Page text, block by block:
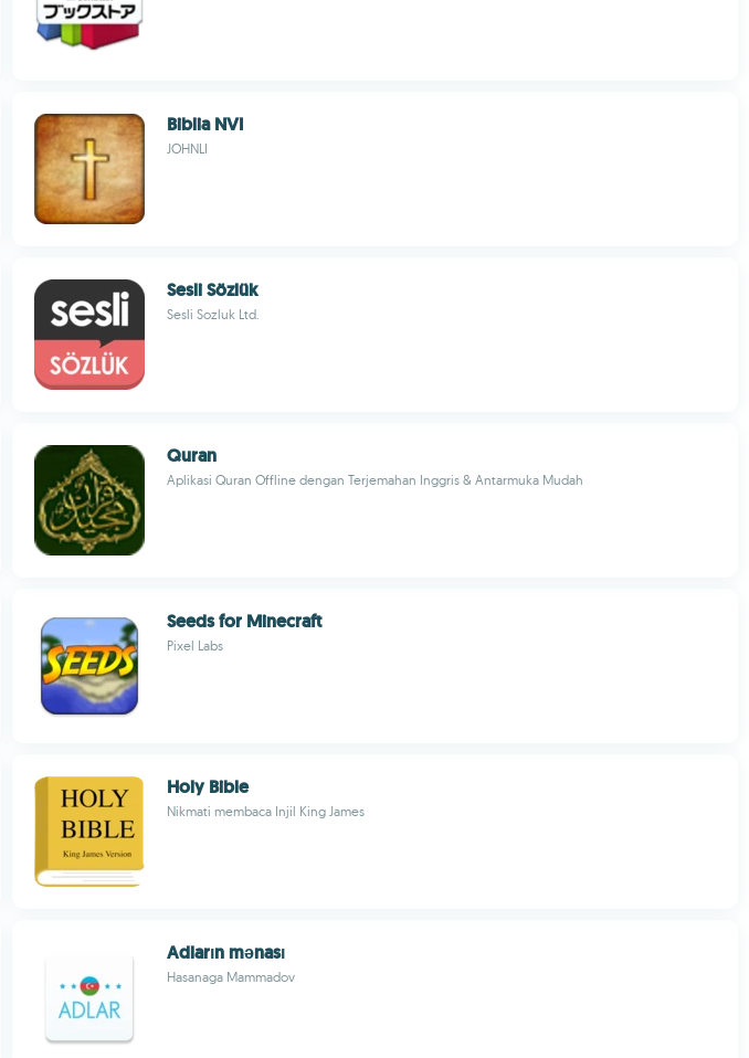
Biblia NVI
JOHNLI
Sesli Sözlük
Sesli Sozluk Ltd.
Quran
Aplikasi Quran Offline dengan Terjemahan Inggris & Antarmuka Mudah
Seeds for Minecraft
Pixel Labs
Holy Bible
Nikmati membaca Injil King James
Adların mənası
Hasanaga Mammadov